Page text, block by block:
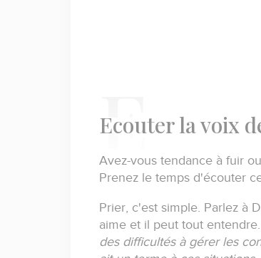
Ecouter la voix
Avez-vous tendance à fuir
Prenez le temps d'écouter
Prier, c'est simple. Parlez à
aime et il peut tout entendre.
des difficultés à gérer les